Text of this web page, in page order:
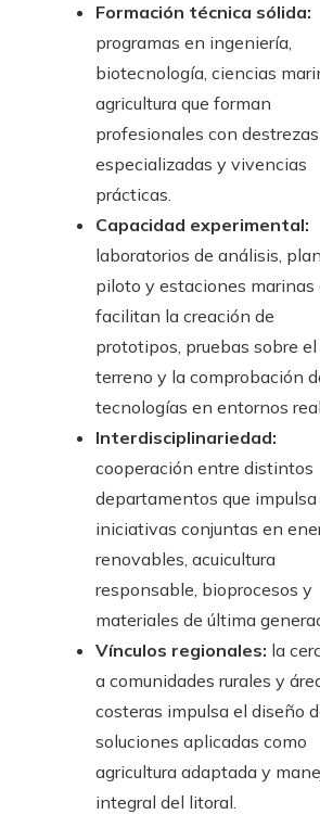
Formación técnica sólida:
programas en ingeniería,
biotecnología, ciencias
agricultura que forman
profesionales con destrezas
especializadas y vivencias
prácticas.
Capacidad experimental:
laboratorios de análisis,
piloto y estaciones marinas
facilitan la creación de
prototipos, pruebas sobre el
terreno y la comprobación
tecnologías en entornos
Interdisciplinariedad:
cooperación entre distintos
departamentos que impulsa
iniciativas conjuntas en
renovables, acuicultura
responsable, bioprocesos y
materiales de última
Vínculos regionales: la
a comunidades rurales y
costeras impulsa el diseño
soluciones aplicadas como
agricultura adaptada y
integral del litoral.